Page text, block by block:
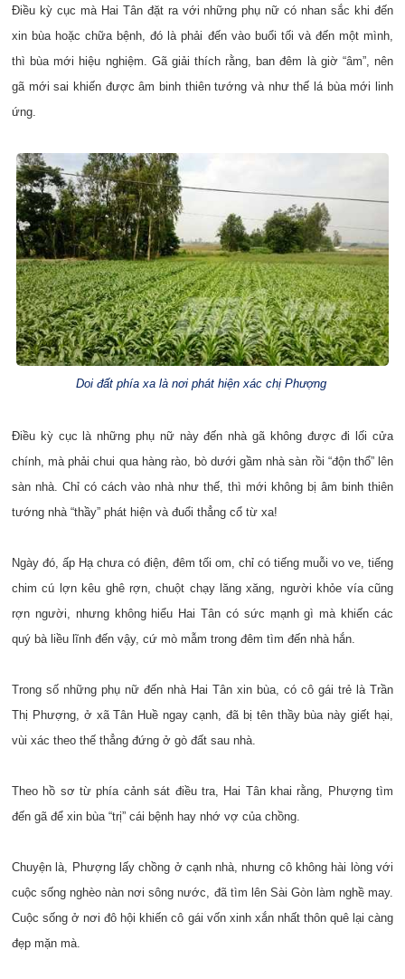
Điều kỳ cục mà Hai Tân đặt ra với những phụ nữ có nhan sắc khi đến
xin bùa hoặc chữa bệnh, đó là phải đến vào buổi tối và đến một mình,
thì bùa mới hiệu nghiệm. Gã giải thích rằng, ban đêm là giờ “âm”, nên
gã mới sai khiến được âm binh thiên tướng và như thế lá bùa mới linh
ứng.
Doi đất phía xa là nơi phát hiện xác chị Phượng
Điều kỳ cục là những phụ nữ này đến nhà gã không được đi lối cửa
chính, mà phải chui qua hàng rào, bò dưới gầm nhà sàn rồi “độn thổ” lên
sàn nhà. Chỉ có cách vào nhà như thế, thì mới không bị âm binh thiên
tướng nhà “thầy” phát hiện và đuổi thẳng cổ từ xa!
Ngày đó, ấp Hạ chưa có điện, đêm tối om, chỉ có tiếng muỗi vo ve, tiếng
chim cú lợn kêu ghê rợn, chuột chạy lăng xăng, người khỏe vía cũng
rợn người, nhưng không hiểu Hai Tân có sức mạnh gì mà khiến các
quý bà liều lĩnh đến vậy, cứ mò mẫm trong đêm tìm đến nhà hắn.
Trong số những phụ nữ đến nhà Hai Tân xin bùa, có cô gái trẻ là Trần
Thị Phượng, ở xã Tân Huề ngay cạnh, đã bị tên thầy bùa này giết hại,
vùi xác theo thế thẳng đứng ở gò đất sau nhà.
Theo hồ sơ từ phía cảnh sát điều tra, Hai Tân khai rằng, Phượng tìm
đến gã để xin bùa “trị” cái bệnh hay nhớ vợ của chồng.
Chuyện là, Phượng lấy chồng ở cạnh nhà, nhưng cô không hài lòng với
cuộc sống nghèo nàn nơi sông nước, đã tìm lên Sài Gòn làm nghề may.
Cuộc sống ở nơi đô hội khiến cô gái vốn xinh xắn nhất thôn quê lại càng
đẹp mặn mà.